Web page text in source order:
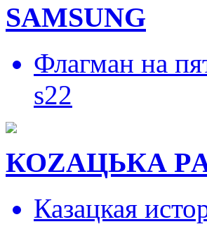
SAMSUNG
Флагман на
s22
КОZAЦЬКА
Казацкая